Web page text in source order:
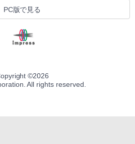
PC版で見る
©2026
All rights reserved.